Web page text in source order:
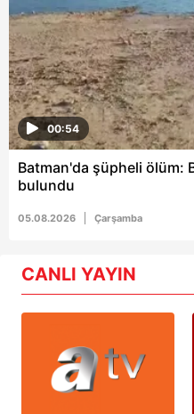
00:54
Batman'da şüpheli ölüm:
bulundu
05.08.2026 Çarşamba
CANLI YAYIN